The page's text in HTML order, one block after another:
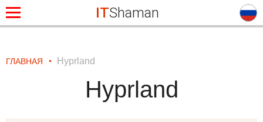
ITShaman
ГЛАВНАЯ Hyprland
Hyprland